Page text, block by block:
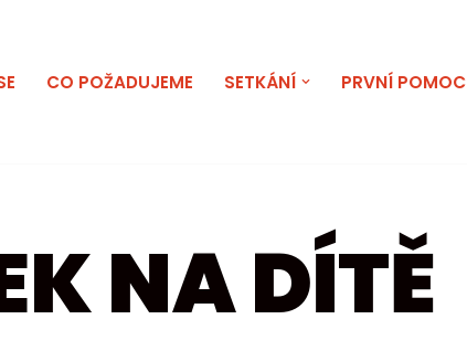
CO POŽADUJEME SETKÁNÍ PRVNÍ POMOC
NA DÍTĚ